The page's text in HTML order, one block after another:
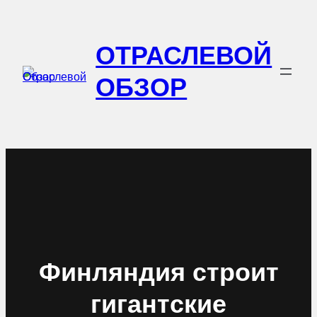
ОТРАСЛЕВОЙ
ОБЗОР
Финляндия строит
гигантские